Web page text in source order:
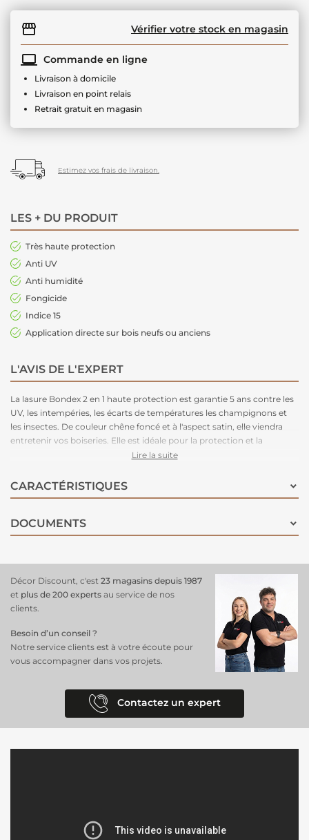
Vérifier votre stock en magasin
Commande en ligne
Livraison à domicile
Livraison en point relais
Retrait gratuit en magasin
Estimez vos frais de livraison.
LES + DU PRODUIT
Très haute protection
Anti UV
Anti humidité
Fongicide
Indice 15
Application directe sur bois neufs ou anciens
L'AVIS DE L'EXPERT
La lasure Bondex 2 en 1 haute protection est garantie 5 ans contre les
UV, les intempéries, les écarts de températures les champignons et
les insectes. De couleur chêne foncé et à l'aspect satin, elle viendra
entretenir vos boiseries. Elle est idéale pour la protection et la
décoration de la surface des bois bruts, anciens ou lasurés. Direct
transparente, incolore ou teintée. Bonne pénétration produit dans le
support grâce à la finesse des particules. Le film sec forme une
Fongicide encapsulé pour une libération progressive et continue de
l’actif fongicide en fonction des contraintes climatiques telles que
contre le développement des champignons).
Lire la suite
CARACTÉRISTIQUES
DOCUMENTS
Décor Discount, c'est 23 magasins depuis 1987
et plus de 200 experts au service de nos
clients.
Besoin d’un conseil ?
Notre service clients est à votre écoute pour
vous accompagner dans vos projets.
Contactez un expert